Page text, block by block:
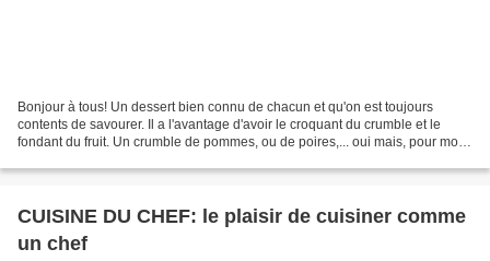
Bonjour à tous! Un dessert bien connu de chacun et qu'on est toujours
contents de savourer. Il a l'avantage d'avoir le croquant du crumble et le
fondant du fruit. Un crumble de pommes, ou de poires,... oui mais, pour moi,
CUISINE DU CHEF: le plaisir de cuisiner comme
un chef